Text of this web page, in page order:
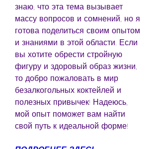
знаю, что эта тема вызывает
массу вопросов и сомнений, но я
готова поделиться своим опытом
и знаниями в этой области. Если
вы хотите обрести стройную
фигуру и здоровый образ жизни,
то добро пожаловать в мир
безалкогольных коктейлей и
полезных привычек! Надеюсь,
мой опыт поможет вам найти
свой путь к идеальной форме!